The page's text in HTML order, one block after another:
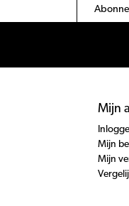
Mijn
Mijn
Mijn